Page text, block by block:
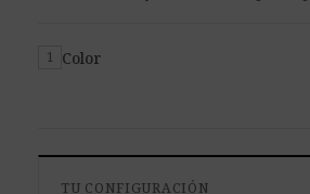
1 Color
TU CONFIGURACIÓN